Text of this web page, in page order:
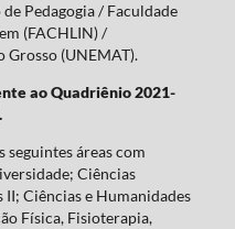
Pedagogia / Faculdade
(FACHLIN) /
Grosso (UNEMAT).
ao Quadriênio 2021-
seguintes áreas com
Ciências
Ciências e Humanidades
Física, Fisioterapia,